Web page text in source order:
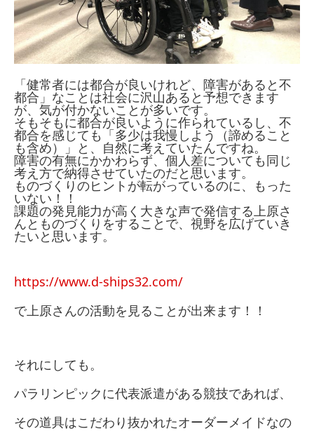
「健常者には都合が良いけれど、障害があると不
都合」なことは社会に沢山あると予想できます
が、気が付かないことが多いです。
そもそもに都合が良いように作られているし、不
都合を感じても「多少は我慢しよう（諦めること
も含め）」と、自然に考えていたんですね。
障害の有無にかかわらず、個人差についても同じ
考え方で納得させていたのだと思います。
ものづくりのヒントが転がっているのに、もった
いない！！
課題の発見能力が高く大きな声で発信する上原さ
んとものづくりをすることで、視野を広げていき
たいと思います。
https://www.d-ships32.com/
で上原さんの活動を見ることが出来ます！！
それにしても。
パラリンピックに代表派遣がある競技であれば、
その道具はこだわり抜かれたオーダーメイドなの